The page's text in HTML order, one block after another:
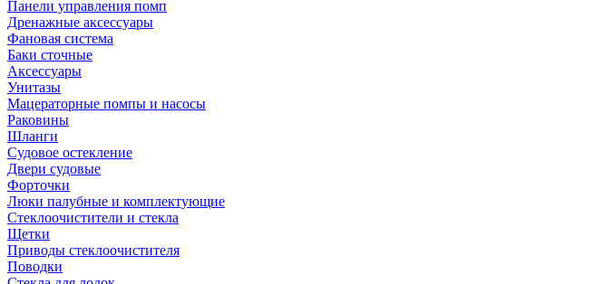
Панели управления помп
Дренажные аксессуары
Фановая система
Баки сточные
Аксессуары
Унитазы
Мацераторные помпы и насосы
Раковины
Шланги
Судовое остекление
Двери судовые
Форточки
Люки палубные и комплектующие
Стеклоочистители и стекла
Щетки
Приводы стеклоочистителя
Поводки